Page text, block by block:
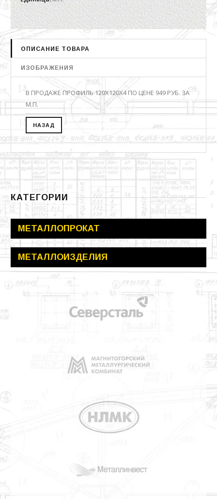
ОПИСАНИЕ ТОВАРА
ИЗОБРАЖЕНИЯ
В ПРОДАЖЕ ПРОФИЛЬ 120Х120Х4 ПО ЦЕНЕ 949 РУБ. ЗА
М.П.
КАТЕГОРИИ
МЕТАЛЛОПРОКАТ
МЕТАЛЛОИЗДЕЛИЯ